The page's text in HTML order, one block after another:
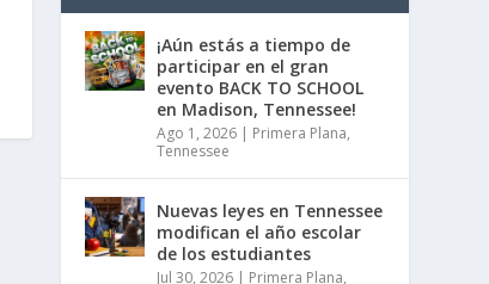
¡Aún estás a tiempo de
participar en el gran
evento BACK TO SCHOOL
en Madison, Tennessee!
Ago 1, 2026 | Primera Plana,
Tennessee
Nuevas leyes en Tennessee
modifican el año escolar
de los estudiantes
Jul 30, 2026 | Primera Plana,